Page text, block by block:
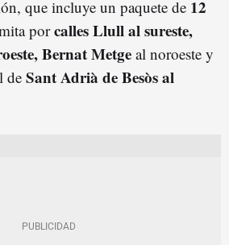
que incluye un paquete de 12
porcalles Llull al sureste,
BernatMetge al noroeste y
deSant Adrià de Besòs al